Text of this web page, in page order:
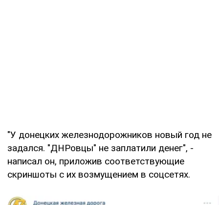
"У донецких железнодорожников новый год не
задался. "ДНРовцы" не заплатили денег", -
написал он, приложив соответствующие
скриншоты с их возмущением в соцсетях.